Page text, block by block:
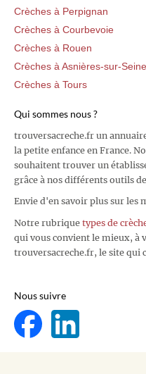
Crèches à Perpignan
Crèches à Courbevoie
Crèches à Rouen
Crèches à Asnières-sur-Seine
Crèches à Tours
Qui sommes nous ?
trouversacreche.fr un
la petite enfance en France.
souhaitent trouver un
grâce à nos différents outils
Envie d'en savoir plus sur les
Notre rubrique types de
qui vous convient le mieux, à
trouversacreche.fr, le site qui
Nous suivre